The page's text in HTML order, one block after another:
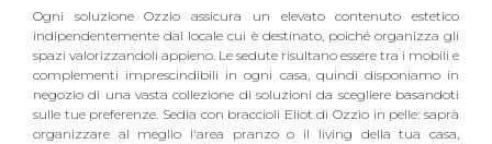
Ogni soluzione Ozzio assicura un elevato contenuto estetico
indipendentemente dal locale cui è destinato, poiché organizza gli
spazi valorizzandoli appieno. Le sedute risultano essere tra i mobili e
complementi imprescindibili in ogni casa, quindi disponiamo in
negozio di una vasta collezione di soluzioni da scegliere basandoti
sulle tue preferenze. Sedia con braccioli Eliot di Ozzio in pelle: saprà
organizzare al meglio l'area pranzo o il living della tua casa,